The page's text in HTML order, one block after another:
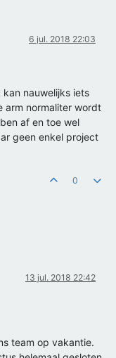
6 jul. 2018 22:03
nauwelijks iets
arm normaliter wordt
af en toe wel
geen enkel project
0
13 jul. 2018 22:42
team op vakantie.